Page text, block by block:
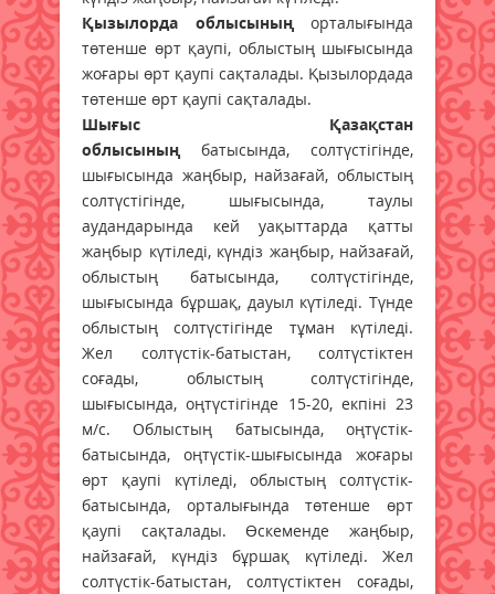
Қызылорда облысының орталығында
төтенше өрт қаупі, облыстың шығысында
жоғары өрт қаупі сақталады. Қызылордада
төтенше өрт қаупі сақталады.
Шығыс Қазақстан
облысының батысында, солтүстігінде,
шығысында жаңбыр, найзағай, облыстың
солтүстігінде, шығысында, таулы
аудандарында кей уақыттарда қатты
жаңбыр күтіледі, күндіз жаңбыр, найзағай,
облыстың батысында, солтүстігінде,
шығысында бұршақ, дауыл күтіледі. Түнде
облыстың солтүстігінде тұман күтіледі.
Жел солтүстік-батыстан, солтүстіктен
соғады, облыстың солтүстігінде,
шығысында, оңтүстігінде 15-20, екпіні 23
м/с. Облыстың батысында, оңтүстік-
батысында, оңтүстік-шығысында жоғары
өрт қаупі күтіледі, облыстың солтүстік-
батысында, орталығында төтенше өрт
қаупі сақталады. Өскеменде жаңбыр,
найзағай, күндіз бұршақ күтіледі. Жел
солтүстік-батыстан, солтүстіктен соғады,